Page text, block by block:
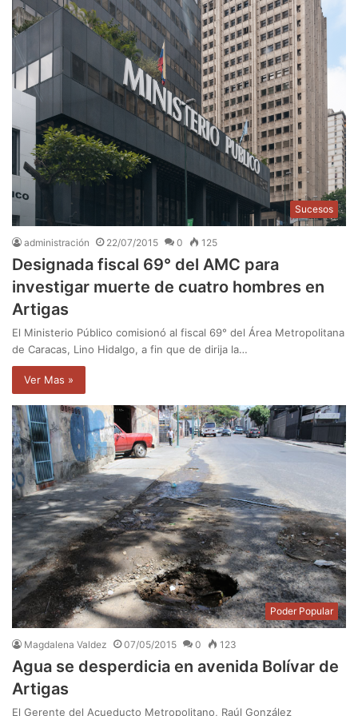
Sucesos
administración 22/07/2015 0 125
Designada fiscal 69° del AMC para
investigar muerte de cuatro hombres en
Artigas
El Ministerio Público comisionó al fiscal 69° del Área Metropolitana
de Caracas, Lino Hidalgo, a fin que de dirija la…
Ver Mas »
Poder Popular
Magdalena Valdez 07/05/2015 0 123
Agua se desperdicia en avenida Bolívar de
Artigas
El Gerente del Acueducto Metropolitano, Raúl González